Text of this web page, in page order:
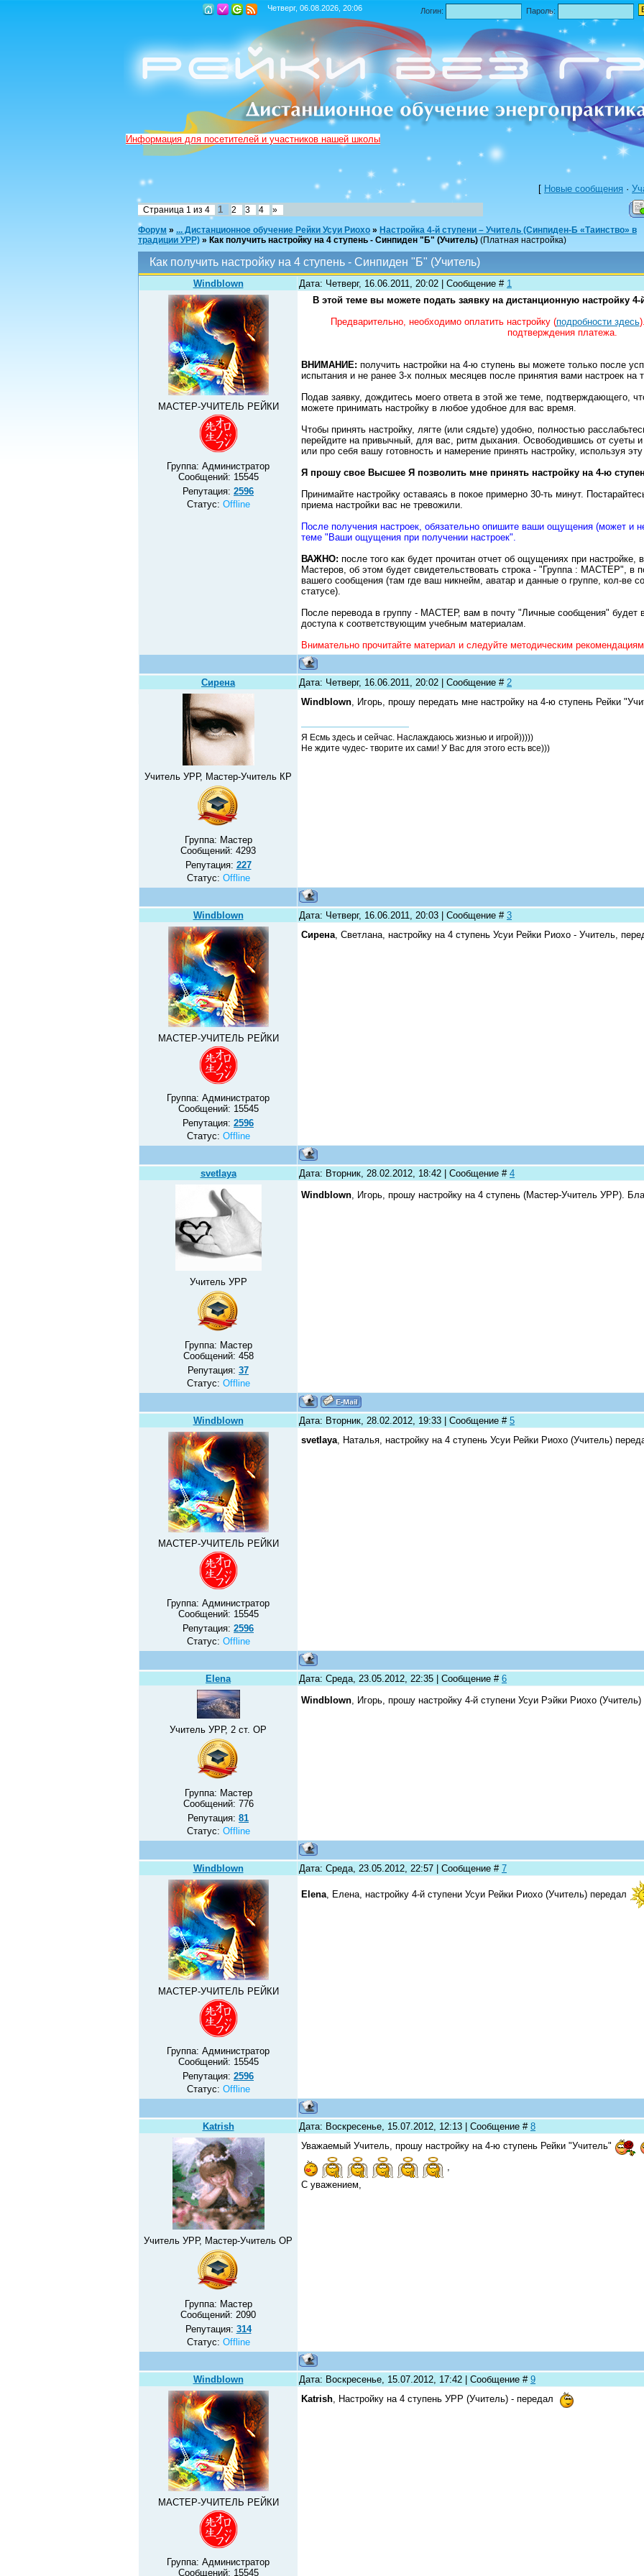
Четверг, 06.08.2026, 20:06 Логин: Пароль:
Информация для посетителей и участников нашей школы
[ Новые сообщения ·
Страница 1 из 4 1 2 3 4
»
Форум » ... Дистанционное обучение Рейки Усуи Риохо » Настройка 4-й ступени – Учитель (Синпиден-Б «Таинство» в
традиции УРР) » Как получить настройку на 4 ступень - Синпиден "Б" (Учитель) (Платная настройка)
Как получить настройку на 4 ступень - Синпиден "Б" (Учитель)
Windblown Дата: Четверг, 16.06.2011, 20:02 | Сообщение # 1
МАСТЕР-УЧИТЕЛЬ РЕЙКИ
Группа: Администратор
Сообщений: 15545
Репутация: 2596
Статус: Offline
В этой теме вы можете подать заявку на дистанционную настройку
Предварительно, необходимо оплатить настройку (подробности здесь
подтверждения платежа.
ВНИМАНИЕ: получить настройки на 4-ю ступень вы можете только после
испытания и не ранее 3-х полных месяцев после принятия вами настроек на
Подав заявку, дождитесь моего ответа в этой же теме, подтверждающего,
можете принимать настройку в любое удобное для вас время.
Чтобы принять настройку, лягте (или сядьте) удобно, полностью
перейдите на привычный, для вас, ритм дыхания. Освободившись от суеты
или про себя вашу готовность и намерение принять настройку, используя
Я прошу свое Высшее Я позволить мне принять настройку на 4-ю
Принимайте настройку оставаясь в покое примерно 30-ть минут.
приема настройки вас не тревожили.
После получения настроек, обязательно опишите ваши ощущения (может и
теме "Ваши ощущения при получении настроек".
ВАЖНО: после того как будет прочитан отчет об ощущениях при настройке,
Мастеров, об этом будет свидетельствовать строка - "Группа : МАСТЕР", в
вашего сообщения (там где ваш никнейм, аватар и данные о группе, кол-ве
статусе).
После перевода в группу - МАСТЕР, вам в почту "Личные сообщения" будет
доступа к соответствующим учебным материалам.
Внимательно прочитайте материал и следуйте методическим
Сирена Дата: Четверг, 16.06.2011, 20:02 | Сообщение # 2
Учитель УРР, Мастер-Учитель КР
Группа: Мастер
Сообщений: 4293
Репутация: 227
Статус: Offline
Windblown, Игорь, прошу передать мне настройку на 4-ю ступень Рейки
Я Есмь здесь и сейчас. Наслаждаюсь жизнью и игрой)))))
Не ждите чудес- творите их сами! У Вас для этого есть все)))
Windblown Дата: Четверг, 16.06.2011, 20:03 | Сообщение # 3
МАСТЕР-УЧИТЕЛЬ РЕЙКИ
Группа: Администратор
Сообщений: 15545
Репутация: 2596
Статус: Offline
Сирена , Светлана, настройку на 4 ступень Усуи Рейки Риохо - Учитель,
svetlaya Дата: Вторник, 28.02.2012, 18:42 | Сообщение # 4
Учитель УРР
Группа: Мастер
Сообщений: 458
Репутация: 37
Статус: Offline
Windblown, Игорь, прошу настройку на 4 ступень (Мастер-Учитель УРР).
Windblown Дата: Вторник, 28.02.2012, 19:33 | Сообщение # 5
МАСТЕР-УЧИТЕЛЬ РЕЙКИ
Группа: Администратор
Сообщений: 15545
Репутация: 2596
Статус: Offline
svetlaya , Наталья, настройку на 4 ступень Усуи Рейки Риохо (Учитель)
Elena Дата: Среда, 23.05.2012, 22:35 | Сообщение # 6
Учитель УРР, 2 ст. ОР
Группа: Мастер
Сообщений: 776
Репутация: 81
Статус: Offline
Windblown, Игорь, прошу настройку 4-й ступени Усуи Рэйки Риохо (Учитель)
Windblown Дата: Среда, 23.05.2012, 22:57 | Сообщение # 7
МАСТЕР-УЧИТЕЛЬ РЕЙКИ
Группа: Администратор
Сообщений: 15545
Репутация: 2596
Статус: Offline
Elena , Елена, настройку 4-й ступени Усуи Рейки Риохо (Учитель) передал
Katrish Дата: Воскресенье, 15.07.2012, 12:13 | Сообщение # 8
Учитель УРР, Мастер-Учитель ОР
Группа: Мастер
Сообщений: 2090
Репутация: 314
Статус: Offline
Уважаемый Учитель, прошу настройку на 4-ю ступень Рейки "Учитель"
,
С уважением,
Windblown Дата: Воскресенье, 15.07.2012, 17:42 | Сообщение # 9
МАСТЕР-УЧИТЕЛЬ РЕЙКИ
Группа: Администратор
Сообщений: 15545
Katrish , Настройку на 4 ступень УРР (Учитель) - передал